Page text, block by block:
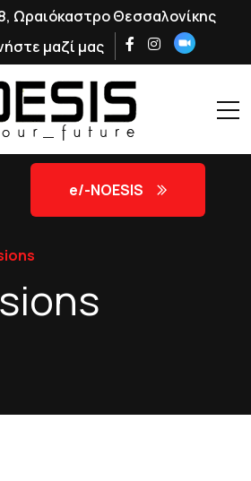
Ωραιόκαστρο Θεσσαλονίκης
μαζί μας
e/-NOΕSIS